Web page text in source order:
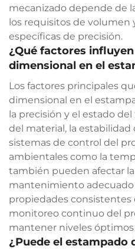
mecanizado depende de
los requisitos de volumen
específicas de precisión.
¿Qué factores
dimensional en el
Los factores principales
dimensional en el
la precisión y el estado
del material, la estabilidad
sistemas de control del
ambientales como la
también pueden afectar la
mantenimiento adecuado
propiedades consistentes
monitoreo continuo del
mantener niveles
¿Puede el estampado